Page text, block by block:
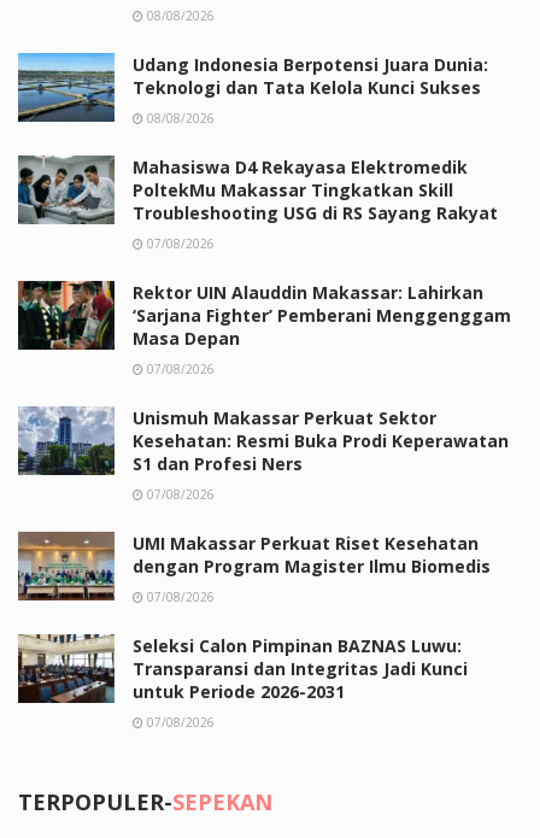
08/08/2026
Udang Indonesia Berpotensi Juara Dunia:
Teknologi dan Tata Kelola Kunci Sukses
08/08/2026
Mahasiswa D4 Rekayasa Elektromedik
PoltekMu Makassar Tingkatkan Skill
Troubleshooting USG di RS Sayang Rakyat
07/08/2026
Rektor UIN Alauddin Makassar: Lahirkan
‘Sarjana Fighter’ Pemberani Menggenggam
Masa Depan
07/08/2026
Unismuh Makassar Perkuat Sektor
Kesehatan: Resmi Buka Prodi Keperawatan
S1 dan Profesi Ners
07/08/2026
UMI Makassar Perkuat Riset Kesehatan
dengan Program Magister Ilmu Biomedis
07/08/2026
Seleksi Calon Pimpinan BAZNAS Luwu:
Transparansi dan Integritas Jadi Kunci
untuk Periode 2026-2031
07/08/2026
TERPOPULER-SEPEKAN